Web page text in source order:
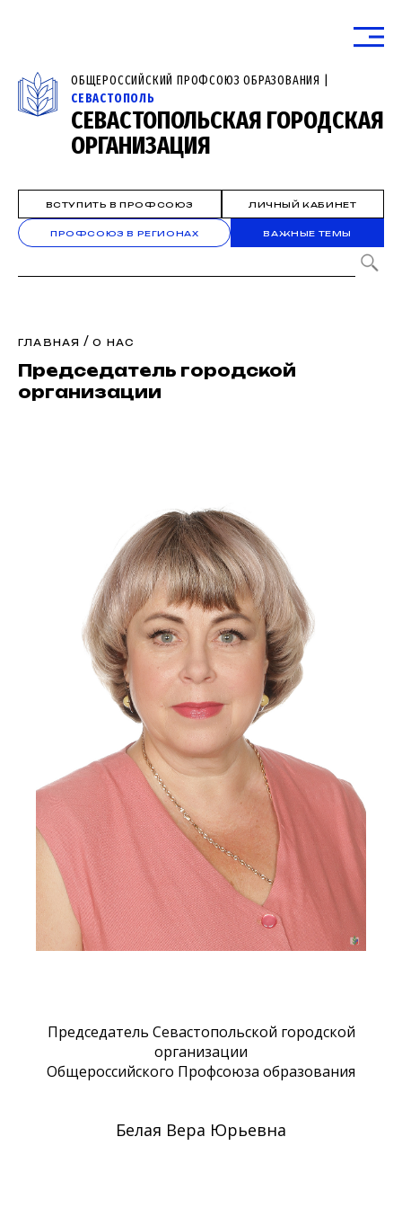
ОБЩЕРОССИЙСКИЙ ПРОФСОЮЗ ОБРАЗОВАНИЯ |
СЕВАСТОПОЛЬ
СЕВАСТОПОЛЬСКАЯ ГОРОДСКАЯ
ОРГАНИЗАЦИЯ
ВСТУПИТЬ В ПРОФСОЮЗ ЛИЧНЫЙ КАБИНЕТ
ПРОФСОЮЗ В РЕГИОНАХ ВАЖНЫЕ ТЕМЫ
ГЛАВНАЯ /О НАС
Председатель городской
организации
Председатель Севастопольской городской
организации
Общероссийского Профсоюза образования
Белая Вера Юрьевна